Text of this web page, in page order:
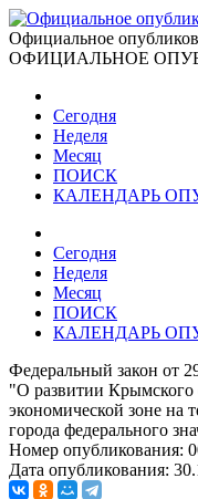
Официальное
ОФИЦИАЛЬНОЕ
Сегодня
Неделя
Месяц
ПОИСК
КАЛЕНДАРЬ
Сегодня
Неделя
Месяц
ПОИСК
КАЛЕНДАРЬ
Федеральный закон от
"О развитии Крымского
экономической зоне на
города федерального
Номер опубликования:
Дата опубликования: